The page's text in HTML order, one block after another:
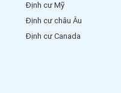
Định cư Mỹ
Định cư châu Âu
Định cư Canada